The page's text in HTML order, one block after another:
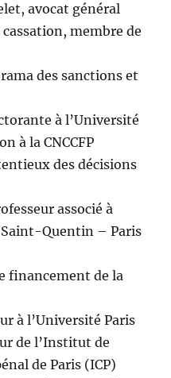
avocat général
membre de
des sanctions et
à l’Université
à la CNCCFP
des décisions
associé à
Saint-Quentin – Paris
financement de la
à l’Université Paris
de l’Institut de
de Paris (ICP)